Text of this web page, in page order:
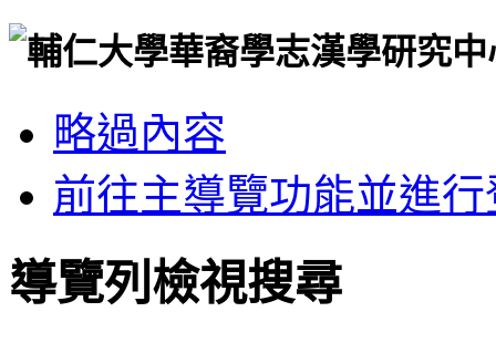
略過內容
前往主導覽功能並進行
導覽列檢視搜尋